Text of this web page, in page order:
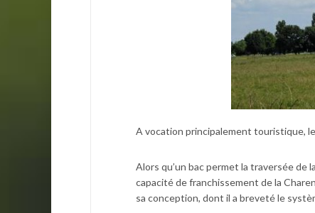
A vocation principalement touristique,
Alors qu’un bac permet la traversée de
capacité de franchissement de la
sa conception, dont il a breveté le